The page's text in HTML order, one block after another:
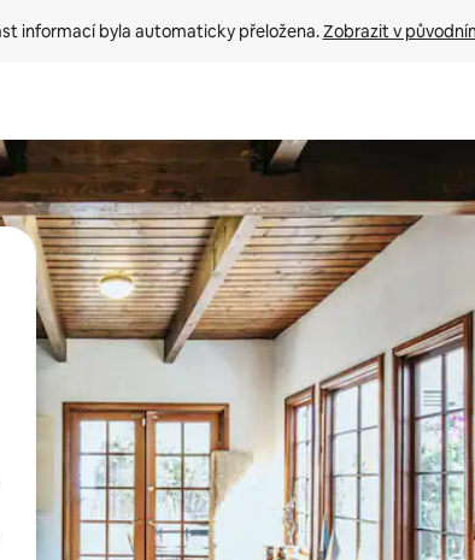
informací byla automaticky přeložena. Zobrazit v
šipek nahoru a dolů, dotykem nebo přejetím prstem.